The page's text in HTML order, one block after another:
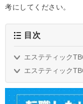
考にしてください。
目次
エステティック
エステティック